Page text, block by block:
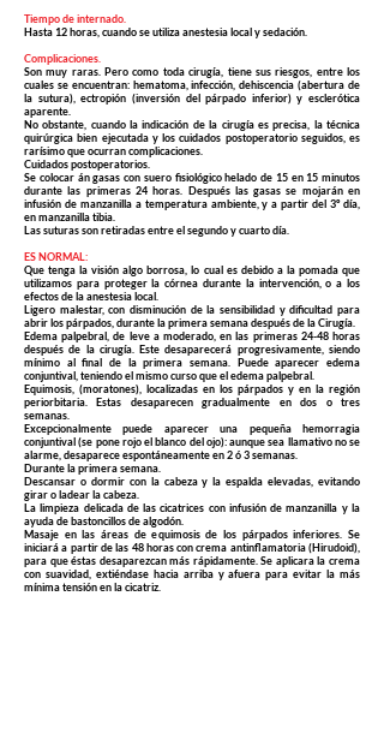
Tiempo de internado.
Hasta 12 horas, cuando se utiliza anestesia local y sedación.
Complicaciones.
Son muy raras. Pero como toda cirugía, tiene sus riesgos, entre los
cuales se encuentran: hematoma, infección, dehiscencia (abertura de
la sutura), ectropión (inversión del párpado inferior) y esclerótica
aparente.
No obstante, cuando la indicación de la cirugía es precisa, la técnica
quirúrgica bien ejecutada y los cuidados postoperatorio seguidos, es
rarísimo que ocurran complicaciones.
Cuidados postoperatorios.
Se colocar án gasas con suero fisiológico helado de 15 en 15 minutos
durante las primeras 24 horas. Después las gasas se mojarán en
infusión de manzanilla a temperatura ambiente, y a partir del 3º día,
en manzanilla tibia.
Las suturas son retiradas entre el segundo y cuarto día.
ES NORMAL:
Que tenga la visión algo borrosa, lo cual es debido a la pomada que
utilizamos para proteger la córnea durante la intervención, o a los
efectos de la anestesia local.
Ligero malestar, con disminución de la sensibilidad y dificultad para
abrir los párpados, durante la primera semana después de la Cirugía.
Edema palpebral, de leve a moderado, en las primeras 24-48 horas
después de la cirugía. Este desaparecerá progresivamente, siendo
mínimo al final de la primera semana. Puede aparecer edema
conjuntival, teniendo el mismo curso que el edema palpebral.
Equimosis, (moratones), localizadas en los párpados y en la región
periorbitaria. Estas desaparecen gradualmente en dos o tres
semanas.
Excepcionalmente puede aparecer una pequeña hemorragia
conjuntival (se pone rojo el blanco del ojo): aunque sea llamativo no se
alarme, desaparece espontáneamente en 2 ó 3 semanas.
Durante la primera semana.
Descansar o dormir con la cabeza y la espalda elevadas, evitando
girar o ladear la cabeza.
La limpieza delicada de las cicatrices con infusión de manzanilla y la
ayuda de bastoncillos de algodón.
Masaje en las áreas de equimosis de los párpados inferiores. Se
iniciará a partir de las 48 horas con crema antinflamatoria (Hirudoid),
para que éstas desaparezcan más rápidamente. Se aplicara la crema
con suavidad, extiéndase hacia arriba y afuera para evitar la más
mínima tensión en la cicatriz.